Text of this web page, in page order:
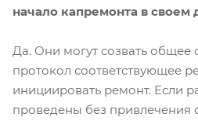
начало капремонта в своем
Да. Они могут созвать общее
протокол соответствующее
инициировать ремонт. Если
проведены без привлечения